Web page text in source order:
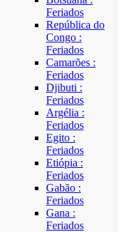
Feriados
República do
Congo :
Feriados
Camarões :
Feriados
Djibuti :
Feriados
Argélia :
Feriados
Egito :
Feriados
Etiópia :
Feriados
Gabão :
Feriados
Gana :
Feriados